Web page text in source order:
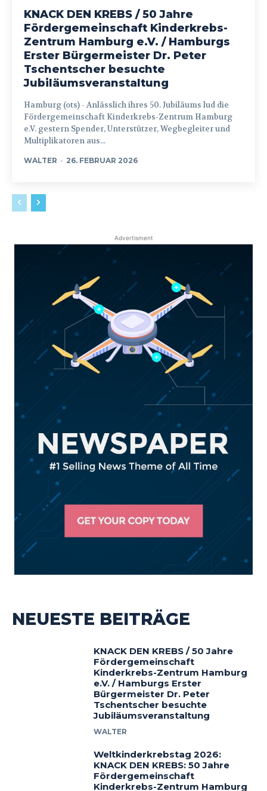
KNACK DEN KREBS / 50 Jahre
Fördergemeinschaft Kinderkrebs-
Zentrum Hamburg e.V. / Hamburgs
Erster Bürgermeister Dr. Peter
Tschentscher besuchte
Jubiläumsveranstaltung
Hamburg (ots) - Anlässlich ihres 50. Jubiläums lud die
Fördergemeinschaft Kinderkrebs-Zentrum Hamburg
e.V. gestern Spender, Unterstützer, Wegbegleiter und
Multiplikatoren aus...
WALTER - 26. FEBRUAR 2026
Advertisment
NEUESTE BEITRÄGE
KNACK DEN KREBS / 50 Jahre
Fördergemeinschaft
Kinderkrebs-Zentrum Hamburg
e.V. / Hamburgs Erster
Bürgermeister Dr. Peter
Tschentscher besuchte
Jubiläumsveranstaltung
WALTER
Weltkinderkrebstag 2026:
KNACK DEN KREBS: 50 Jahre
Fördergemeinschaft
Kinderkrebs-Zentrum Hamburg